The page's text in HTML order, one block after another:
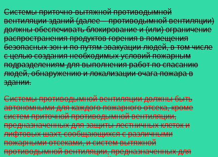
Системы приточно-вытяжной противодымной
вентиляции зданий (далее – противодымной вентиляции)
должны обеспечивать блокирование и (или) ограничение
распространения продуктов горения в помещения
безопасных зон и по путям эвакуации людей, в том числе
с целью создания необходимых условий пожарным
подразделениям для выполнения работ по спасанию
людей, обнаружению и локализации очага пожара в
здании.
Системы противодымной вентиляции должны быть
автономными для каждого пожарного отсека, кроме
систем приточной противодымной вентиляции,
предназначенных для защиты лестничных клеток и
лифтовых шахт, сообщающихся с различными
пожарными отсеками, и систем вытяжной
противодымной вентиляции, предназначенных для